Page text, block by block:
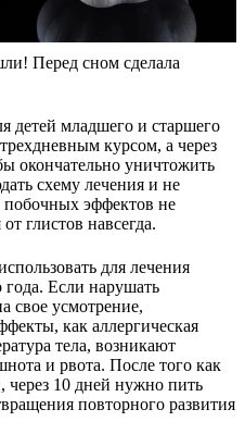
Перед сном сделала
детей младшего и старшего
курсом, а через
окончательно уничтожить
схему лечения и не
побочных эффектов не
глистов навсегда.
для лечения
Если нарушать
свое усмотрение,
как аллергическая
тела, возникают
и рвота. После того как
через 10 дней нужно пить
повторного развития